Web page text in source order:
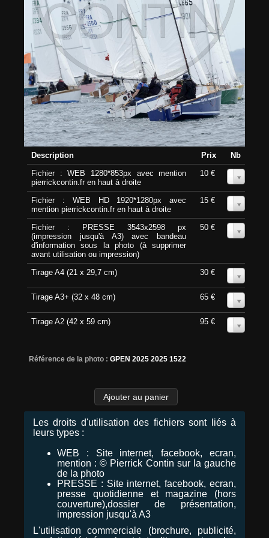
Description Prix
Nb
Fichier : WEB 1280*853px avec mention
pierrickcontin.fr en haut à droite
10 €
Fichier : WEB HD 1920*1280px avec
mention pierrickcontin.fr en haut à droite
15 €
Fichier : PRESSE 3543x2598 px
(impression jusqu'à A3) avec bandeau
d'information sous la photo (à supprimer
avant utilisation ou impression)
50 €
Tirage A4 (21 x 29,7 cm) 30 €
Tirage A3+ (32 x 48 cm) 65 €
Tirage A2 (42 x 59 cm) 95 €
Référence de la photo : GPEN 2025 2025 1522
Les droits d'utilisation des fichiers sont liés à
leurs types :
WEB : Site internet, facebook, ecran,
mention : © Pierrick Contin sur la gauche
de la photo
PRESSE : Site internet, facebook, ecran,
presse quotidienne et magazine (hors
couverture),dossier de présentation,
impression jusqu'à A3
L'utilisation commerciale (brochure, publicité,